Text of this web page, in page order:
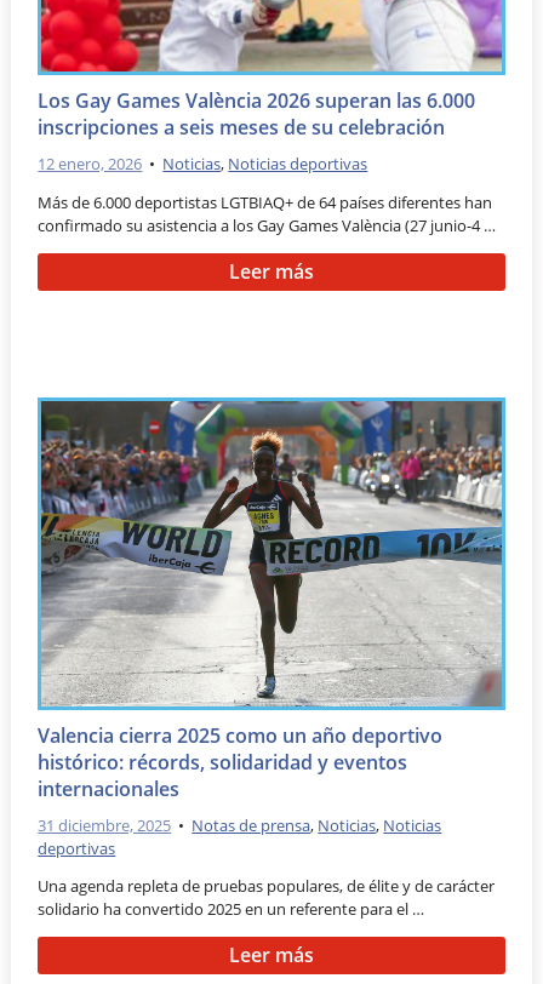
Los Gay Games València 2026 superan las 6.000
inscripciones a seis meses de su celebración
12 enero, 2026 • Noticias, Noticias deportivas
Más de 6.000 deportistas LGTBIAQ+ de 64 países diferentes han
confirmado su asistencia a los Gay Games València (27 junio-4 …
Leer más
Valencia cierra 2025 como un año deportivo
histórico: récords, solidaridad y eventos
internacionales
31 diciembre, 2025 • Notas de prensa, Noticias, Noticias
deportivas
Una agenda repleta de pruebas populares, de élite y de carácter
solidario ha convertido 2025 en un referente para el …
Leer más